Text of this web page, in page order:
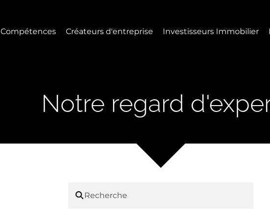
Compétences Créateurs d'entreprise Investisseurs Immobilier
Notre regard